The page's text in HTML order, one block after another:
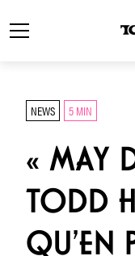
NEWS 5 MIN
« MAY
TODD
QU’EN